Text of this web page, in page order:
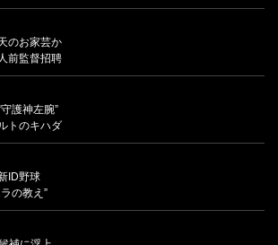
のお家芸か
前監督招聘
護神左腕”
トのキハダ
ID野球
の教え”